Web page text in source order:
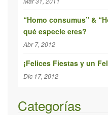
“Homo consumus” &
qué especie eres?
Abr 7, 2012
¡Felices Fiestas y un
Dic 17, 2012
Categorías